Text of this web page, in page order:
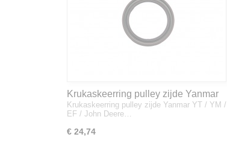
Krukaskeerring pulley zijde Yanmar
YT / YM / EF / John Deere - 119934-
01800
Krukaskeerring pulley zijde Yanmar YT / YM /
EF / John Deere…
€ 24,74